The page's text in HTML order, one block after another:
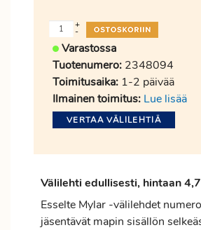
-
+
Varastossa
Tuotenumero: 2348094
Toimitusaika: 1-2 päivää
Ilmainen toimitus: Lue lisää
VERTAA VÄLILEHTIÄ
Välilehti edullisesti, hintaan
Esselte Mylar -välilehdet
jäsentävät mapin sisällön